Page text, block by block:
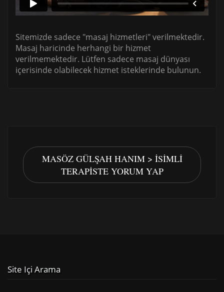
Sitemizde sadece "masaj hizmetleri" verilmektedir.
Masaj haricinde herhangi bir hizmet
verilmemektedir. Lütfen sadece masaj dünyası
içerisinde olabilecek hizmet isteklerinde bulunun.
MASÖZ GÜLŞAH HANIM > İSIMLI
TERAPISTE YORUM YAP
Site Içi Arama